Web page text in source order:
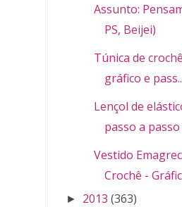
Assunto:
PS, Beijei)
Túnica de
gráfico e
Lençol de
passo a
Vestido
Crochê -
► 2013 (363)